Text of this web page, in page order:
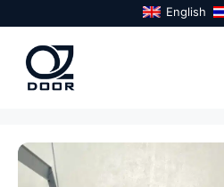
to
content
English